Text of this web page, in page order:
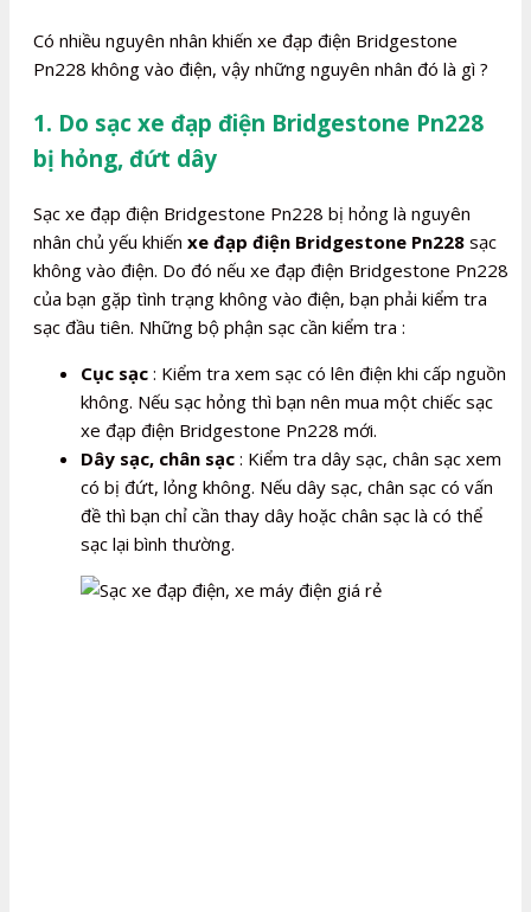
Có nhiều nguyên nhân khiến xe đạp điện Bridgestone
Pn228 không vào điện, vậy những nguyên nhân đó là gì ?
1. Do sạc xe đạp điện Bridgestone Pn228
bị hỏng, đứt dây
Sạc xe đạp điện Bridgestone Pn228 bị hỏng là nguyên
nhân chủ yếu khiến xe đạp điện Bridgestone Pn228 sạc
không vào điện. Do đó nếu xe đạp điện Bridgestone Pn228
của bạn gặp tình trạng không vào điện, bạn phải kiểm tra
sạc đầu tiên. Những bộ phận sạc cần kiểm tra :
Cục sạc : Kiểm tra xem sạc có lên điện khi cấp nguồn
không. Nếu sạc hỏng thì bạn nên mua một chiếc sạc
xe đạp điện Bridgestone Pn228 mới.
Dây sạc, chân sạc : Kiểm tra dây sạc, chân sạc xem
có bị đứt, lỏng không. Nếu dây sạc, chân sạc có vấn
đề thì bạn chỉ cần thay dây hoặc chân sạc là có thể
sạc lại bình thường.